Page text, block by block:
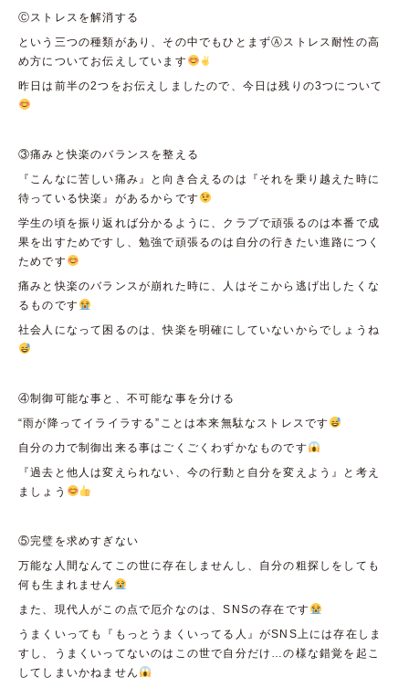
Ⓒストレスを解消する
という三つの種類があり、その中でもひとまずⒶストレス耐性の高
め方についてお伝えしています
昨日は前半の2つをお伝えしましたので、今日は残りの3つについて
③痛みと快楽のバランスを整える
『こんなに苦しい痛み』と向き合えるのは『それを乗り越えた時に
待っている快楽』があるからです
学生の頃を振り返れば分かるように、クラブで頑張るのは本番で成
果を出すためですし、勉強で頑張るのは自分の行きたい進路につく
ためです
痛みと快楽のバランスが崩れた時に、人はそこから逃げ出したくな
るものです
社会人になって困るのは、快楽を明確にしていないからでしょうね
④制御可能な事と、不可能な事を分ける
“雨が降ってイライラする”ことは本来無駄なストレスです
自分の力で制御出来る事はごくごくわずかなものです
『過去と他人は変えられない、今の行動と自分を変えよう』と考え
ましょう
⑤完璧を求めすぎない
万能な人間なんてこの世に存在しません し、自分の粗探しをしても
何も生まれません
また、現代人がこの点で厄介なのは、SNSの存在です
うまくいっても『もっとうまくいってる人』がSNS上には存在しま
すし、うまくいってないのはこの世で自分だけ…の様な錯覚を起こ
してしまいかねません